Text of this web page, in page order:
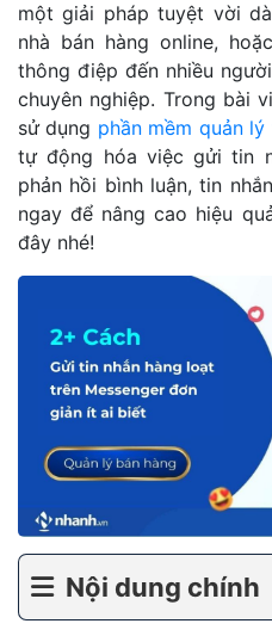
một giải pháp tuyệt vời
nhà bán hàng online,
thông điệp đến nhiều
chuyên nghiệp. Trong bài
sử dụng phần mềm quản
tự động hóa việc gửi tin
phản hồi bình luận, tin
ngay để nâng cao hiệu
đây nhé!
Nội dung chính